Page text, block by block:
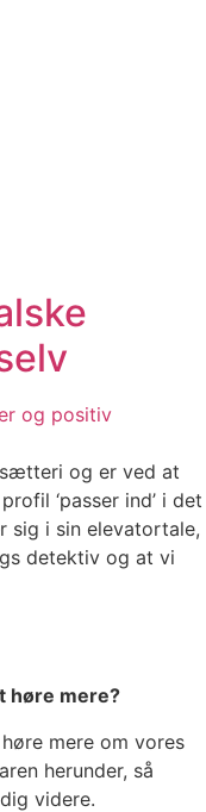
og er ved at
‘passer ind’ i det
sig i sin elevatortale,
detektiv og at vi
høre mere?
mere om vores
herunder, så
videre.